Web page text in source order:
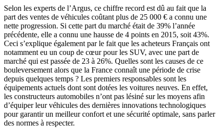
Selon les experts de l’Argus, ce chiffre record est dû au fait que la
part des ventes de véhicules coûtant plus de 25 000 € a connu une
nette progression. Si cette part du marché était de 39% l’année
précédente, elle a connu une hausse de 4 points en 2015, soit 43%.
Ceci s’explique également par le fait que les acheteurs Français ont
notamment eu un coup de cœur pour les SUV, avec une part de
marché qui est passée de 23 à 26%. Quelles sont les causes de ce
bouleversement alors que la France connaît une période de crise
depuis quelques temps ? Les premiers responsables sont les
équipements actuels dont sont dotées les voitures neuves. En effet,
les constructeurs automobiles n’ont pas lésiné sur les moyens afin
d’équiper leur véhicules des dernières innovations technologiques
pour garantir un meilleur confort et une sécurité optimale, sans parler
des normes à respecter.